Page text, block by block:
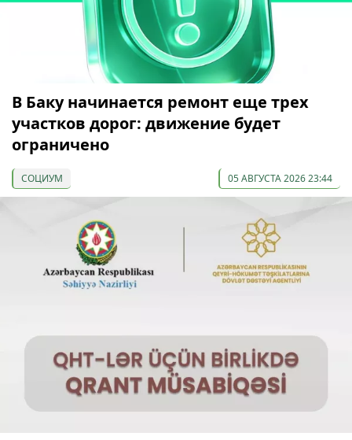
В Баку начинается ремонт еще трех
участков дорог: движение будет
ограничено
СОЦИУМ 05 АВГУСТА 2026 23:44